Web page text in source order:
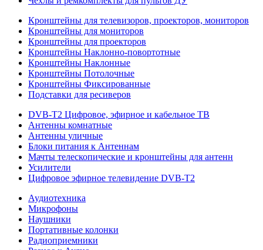
Кронштейны для телевизоров, проекторов, мониторов
Кронштейны для мониторов
Кронштейны для проекторов
Кронштейны Наклонно-повортотные
Кронштейны Наклонные
Кронштейны Потолочные
Кронштейны Фиксированные
Подставки для ресиверов
DVB-T2 Цифровое, эфирное и кабельное ТВ
Антенны комнатные
Антенны уличные
Блоки питания к Антеннам
Мачты телескопические и кронштейны для антенн
Усилители
Цифровое эфирное телевидение DVB-Т2
Аудиотехника
Микрофоны
Наушники
Портативные колонки
Радиоприемники